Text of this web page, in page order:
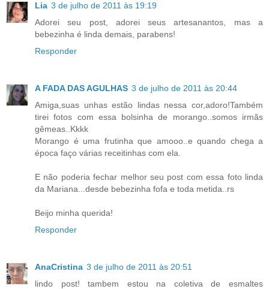
Lia 3 de julho de 2011 às 19:19
Adorei seu post, adorei seus artesanantos, mas a
bebezinha é linda demais, parabens!
Responder
A FADA DAS AGULHAS 3 de julho de 2011 às 20:44
Amiga,suas unhas estão lindas nessa cor,adoro!Também
tirei fotos com essa bolsinha de morango..somos irmãs
gêmeas..Kkkk
Morango é uma frutinha que amooo..e quando chega a
época faço várias receitinhas com ela.
E não poderia fechar melhor seu post com essa foto linda
da Mariana...desde bebezinha fofa e toda metida..rs
Beijo minha querida!
Responder
AnaCristina 3 de julho de 2011 às 20:51
lindo post! tambem estou na coletiva de esmaltes